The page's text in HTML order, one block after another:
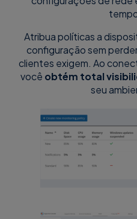
Atribua políticas a
configuração sem
clientes exigem. Ao
você obtém total
seu